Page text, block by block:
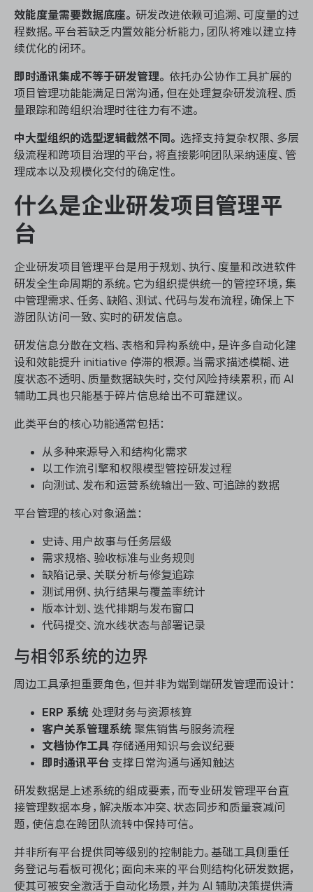
效能度量需要数据底座。 研发改进依赖可追溯、可度量的过
程数据。平台若缺乏内置效能分析能力，团队将难以建立持
续优化的闭环。
即时通讯集成不等于研发管理。 依托办公协作工具扩展的
项目管理功能能满足日常沟通，但在处理复杂研发流程、质
量跟踪和跨组织治理时往往力有不逮。
中大型组织的选型逻辑截然不同。 选择支持复杂权限、多层
级流程和跨项目治理的平台，将直接影响团队采纳速度、管
理成本以及规模化交付的确定性。
什么是企业研发项目管理平
台
企业研发项目管理平台是用于规划、执行、度量和改进软件
研发全生命周期的系统。它为组织提供统一的管控环境，集
中管理需求、任务、缺陷、测试、代码与发布流程，确保上下
游团队访问一致、实时的研发信息。
研发信息分散在文档、表格和异构系统中，是许多自动化建
设和效能提升 initiative 停滞的根源。当需求描述模糊、进
度状态不透明、质量数据缺失时，交付风险持续累积，而 AI
辅助工具也只能基于碎片信息给出不可靠建议。
此类平台的核心功能通常包括：
从多种来源导入和结构化需求
以工作流引擎和权限模型管控研发过程
向测试、发布和运营系统输出一致、可追踪的数据
平台管理的核心对象涵盖：
史诗、用户故事与任务层级
需求规格、验收标准与业务规则
缺陷记录、关联分析与修复追踪
测试用例、执行结果与覆盖率统计
版本计划、迭代排期与发布窗口
代码提交、流水线状态与部署记录
与相邻系统的边界
周边工具承担重要角色，但并非为端到端研发管理而设计：
ERP 系统 处理财务与资源核算
客户关系管理系统 聚焦销售与服务流程
文档协作工具 存储通用知识与会议纪要
即时通讯平台 支撑日常沟通与通知触达
研发数据是上述系统的组成要素，而专业研发管理平台直
接管理数据本身，解决版本冲突、状态同步和质量衰减问
题，使信息在跨团队流转中保持可信。
并非所有平台提供同等级别的控制能力。基础工具侧重任
务登记与看板可视化；面向未来的平台则结构化研发数据，
使其可被安全激活于自动化场景，并为 AI 辅助决策提供清